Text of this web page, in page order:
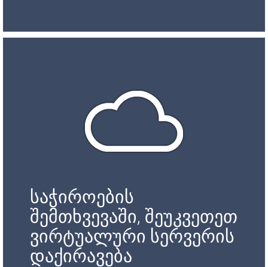
საჭიროების
შემთხვევაში, შეუკვეთეთ
ვირტუალური სერვერის
დაქირავება